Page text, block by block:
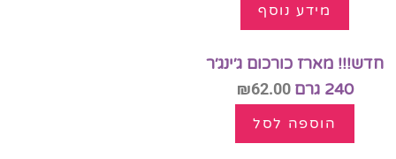
מידע נוסף
חדש!!! מארז כורכום ג׳ינג׳ר
240 גרם
₪62.00
הוספה לסל